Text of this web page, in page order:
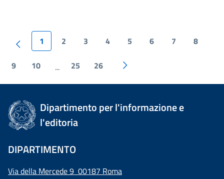
1 2 3 4 5 6 7 8
9 10 ... 25 26
Dipartimento per l'informazione e
l'editoria
DIPARTIMENTO
Via della Mercede 9 00187 Roma